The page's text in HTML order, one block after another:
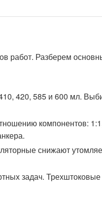
работ. Разберем
420, 585 и 600 мл.
компонентов:
снижают
задач.